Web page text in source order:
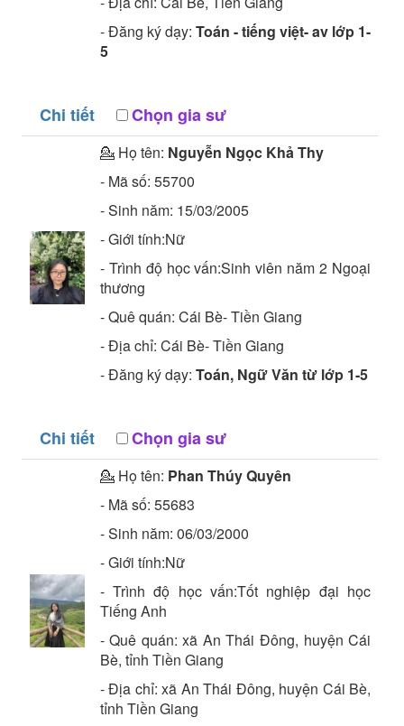
- Đăng ký dạy: Toán - tiếng việt- av lớp 1-
5
Chi tiết Chọn gia sư
💁 Họ tên: Nguyễn Ngọc Khả Thy
- Mã số: 55700
- Sinh năm: 15/03/2005
- Giới tính:Nữ
- Trình độ học vấn:Sinh viên năm 2 Ngoại
thương
- Quê quán: Cái Bè- Tiền Giang
- Địa chỉ: Cái Bè- Tiền Giang
- Đăng ký dạy: Toán, Ngữ Văn từ lớp 1-5
Chi tiết Chọn gia sư
💁 Họ tên: Phan Thúy Quyên
- Mã số: 55683
- Sinh năm: 06/03/2000
- Giới tính:Nữ
- Trình độ học vấn:Tốt nghiệp đại học
Tiếng Anh
- Quê quán:xã An Thái Đông, huyện Cái
Bè, tỉnh Tiền Giang
- Địa chỉ:xã An Thái Đông, huyện Cái Bè,
tỉnh Tiền Giang